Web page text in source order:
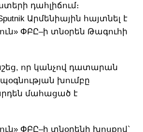
դահլիճում։
Արմենիային հայտնել է
ՓԲԸ–ի տնօրեն Թագուհի
որ կանչով դատարան
խումբը
մահացած է
ՓԲԸ–ի տնօրենի խոսքով`